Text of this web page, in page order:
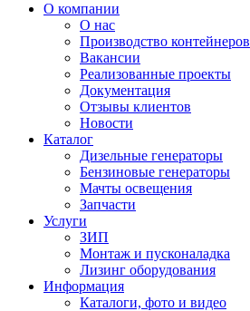
О компании
О нас
Производство контейнеров
Вакансии
Реализованные проекты
Документация
Отзывы клиентов
Новости
Каталог
Дизельные генераторы
Бензиновые генераторы
Мачты освещения
Запчасти
Услуги
ЗИП
Монтаж и пусконаладка
Лизинг оборудования
Информация
Каталоги, фото и видео